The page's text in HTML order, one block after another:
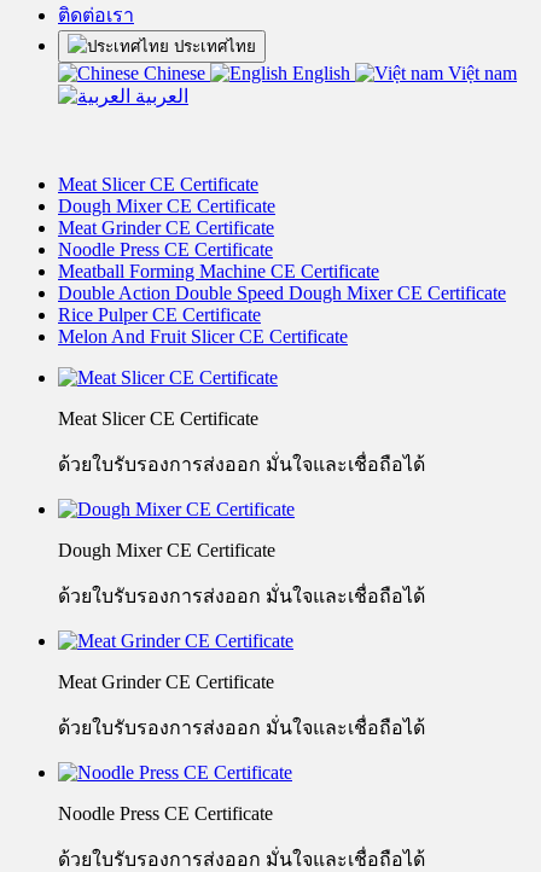
ติดต่อเรา
ประเทศไทย
Chinese English
Việt nam
العربية
Meat Slicer CE Certificate
Dough Mixer CE Certificate
Meat Grinder CE Certificate
Noodle Press CE Certificate
Meatball Forming Machine CE Certificate
Double Action Double Speed Dough Mixer CE Certificate
Rice Pulper CE Certificate
Melon And Fruit Slicer CE Certificate
Meat Slicer CE Certificate
ด้วยใบรับรองการส่งออก มั่นใจและเชื่อถือได้
Dough Mixer CE Certificate
ด้วยใบรับรองการส่งออก มั่นใจและเชื่อถือได้
Meat Grinder CE Certificate
ด้วยใบรับรองการส่งออก มั่นใจและเชื่อถือได้
Noodle Press CE Certificate
ด้วยใบรับรองการส่งออก มั่นใจและเชื่อถือได้